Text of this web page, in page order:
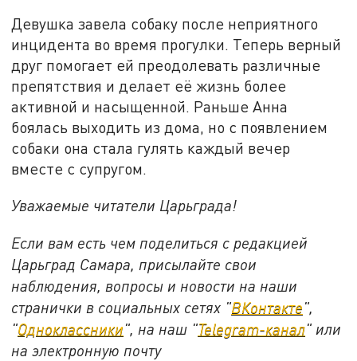
Девушка завела собаку после неприятного
инцидента во время прогулки. Теперь верный
друг помогает ей преодолевать различные
препятствия и делает её жизнь более
активной и насыщенной. Раньше Анна
боялась выходить из дома, но с появлением
собаки она стала гулять каждый вечер
вместе с супругом.
Уважаемые читатели Царьграда!
Если вам есть чем поделиться с редакцией
Царьград Самара, присылайте свои
наблюдения, вопросы и новости на наши
странички в социальных сетях "ВКонтакте",
"Одноклассники", на наш "Telegram-канал" или
на электронную почту